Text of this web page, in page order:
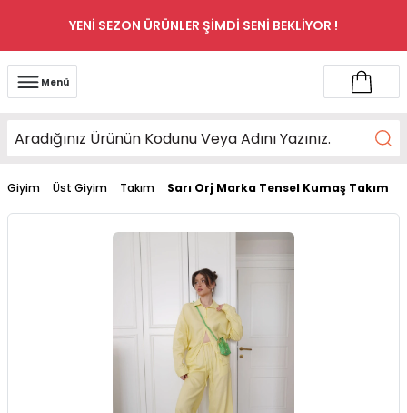
YENİ SEZON ÜRÜNLER ŞİMDİ SENİ BEKLİYOR !
Menü
Giyim Üst Giyim Takım Sarı Orj Marka Tensel Kumaş Takım